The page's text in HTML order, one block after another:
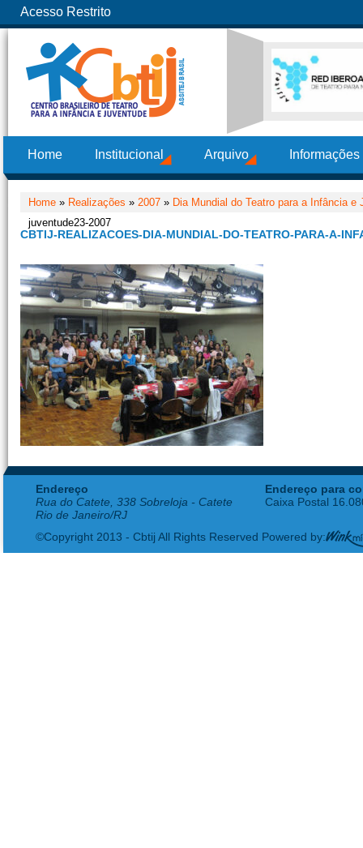
Acesso Restrito
Home Institucional Arquivo
Home » Realizações » 2007 » Dia Mundial do Teatro para a Infância e
juventude23-2007
CBTIJ-REALIZACOES-DIA-MUNDIAL-DO-TEATRO-PARA-A-
Endereço
Rua do Catete, 338 Sobreloja - Catete
Rio de Janeiro/RJ
Endereço para
Caixa Postal
©Copyright 2013 - Cbtij All Rights Reserved Powered by: